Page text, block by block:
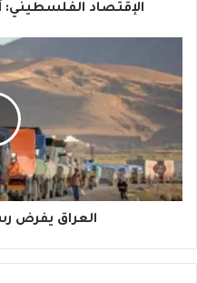
الإقتصاد الفلسطيني: أول
رسوماً
الواردات
العراق يفرض